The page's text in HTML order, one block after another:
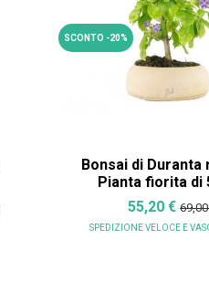
SCONTO -20%
Bonsai di Duranta
Pianta fiorita di
55,20 €
SPEDIZIONE VELOCE E